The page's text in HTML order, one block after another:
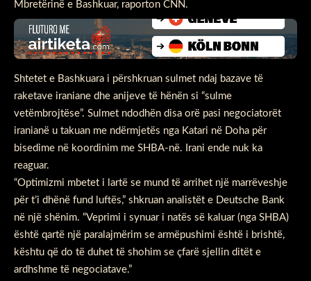
Mbretërinë e Bashkuar, raporton CNN.
Shtetet e Bashkuara i përshkruan sulmet ndaj bazave të
raketave iraniane dhe anijeve të hënën si “sulme
vetëmbrojtëse”. Sulmet ndodhën disa orë pasi negociatorët
iranianë u takuan me ndërmjetës nga Katari në Doha për
bisedime në koordinim me SHBA-në. Irani ende nuk ka
reaguar.
“Optimizmi mbetet i lartë se mund të arrihet një marrëveshje
për t’i dhënë fund luftës,” shkruan analistët e Deutsche Bank
në një shënim. “Veprimi i synuar i natës së kaluar (nga SHBA)
është qartë një paralajmërim se armëpushimi është i brishtë,
kështu që do të duhet të shohim se çfarë sjellin ditët e
ardhshme të negociatave.”